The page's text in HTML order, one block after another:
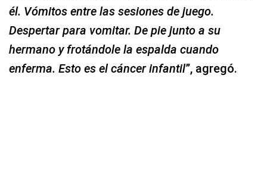
él. Vómitos entre las sesiones de juego.
Despertar para vomitar. De pie junto a su
hermano y frotándole la espalda cuando
enferma. Esto es el cáncer infantil”, agregó.